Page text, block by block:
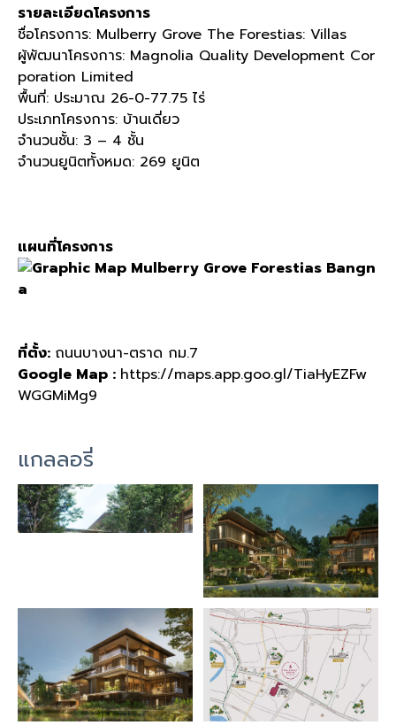
รายละเอียดโครงการ
ชื่อโครงการ: Mulberry Grove The Forestias: Villas
ผู้พัฒนาโครงการ: Magnolia Quality Development Cor
poration Limited
พื้นที่: ประมาณ 26-0-77.75 ไร่
ประเภทโครงการ: บ้านเดี่ยว
จำนวนชั้น: 3 – 4 ชั้น
จำนวนยูนิตทั้งหมด: 269 ยูนิต
แผนที่โครงการ
ที่ตั้ง: ถนนบางนา-ตราด กม.7
Google Map : https://maps.app.goo.gl/TiaHyEZFw
WGGMiMg9
แกลลอรี่